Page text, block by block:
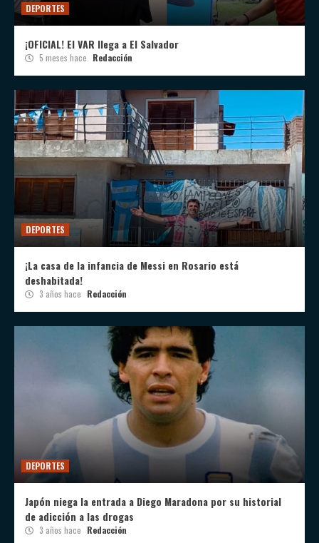
DEPORTES
¡OFICIAL! El VAR llega a El Salvador
5 meses hace Redacción
DEPORTES
¡La casa de la infancia de Messi en Rosario está
deshabitada!
3 años hace Redacción
DEPORTES
Japón niega la entrada a Diego Maradona por su historial
de adicción a las drogas
3 años hace Redacción